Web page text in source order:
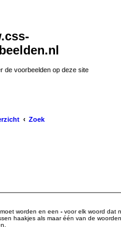
de voorbeelden op deze site
Zoek
worden en een -voor elk woord dat
haakjes als maar één van de